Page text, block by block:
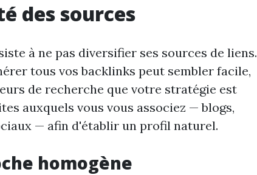
des sources
à ne pas diversifier ses sources de liens.
tous vos backlinks peut sembler facile,
de recherche que votre stratégie est
auxquels vous vous associez — blogs,
— afin d'établir un profil naturel.
homogène